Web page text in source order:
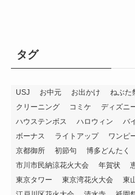
タグ
USJ お中元 お出かけ ねぶた
クリーニング
コミケ ディズニ
ハウステンボス
ハロウィン バ
ボーナス
ライトアップ ワンピ
京都御所
初節句 博多どんたく
市川市民納涼花火大会
年賀状
東京タワー
東京湾花火大会 東